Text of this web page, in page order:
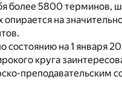
более 5800
на
на 1 января
круга
преподавательским